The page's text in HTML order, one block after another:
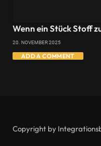
Wenn ein Stück Stoff
20. NOVEMBER 2025
ADD A COMMENT
Copyright by